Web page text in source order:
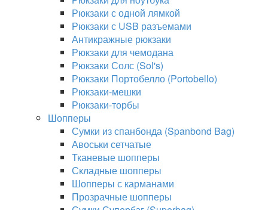
Рюкзаки с одной лямкой
Рюкзаки с USB разъемами
Антикражные рюкзаки
Рюкзаки для чемодана
Рюкзаки Солс (Sol's)
Рюкзаки Портобелло (Portobello)
Рюкзаки-мешки
Рюкзаки-торбы
Шопперы
Сумки из спанбонда (Spanbond Bag)
Авоськи сетчатые
Тканевые шопперы
Складные шопперы
Шопперы с карманами
Прозрачные шопперы